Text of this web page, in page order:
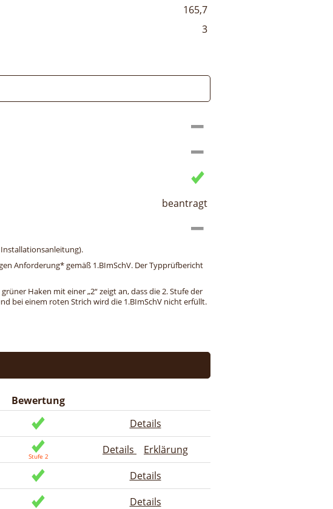
165,7
3
beantragt
Anforderung* gemäß 1.BImSchV. Der Typprüfbericht
Haken mit einer „2“ zeigt an, dass die 2. Stufe der
bei einem roten Strich wird die 1.BImSchV nicht erfüllt.
Bewertung
Details
Details
Erklärung
Details
Details